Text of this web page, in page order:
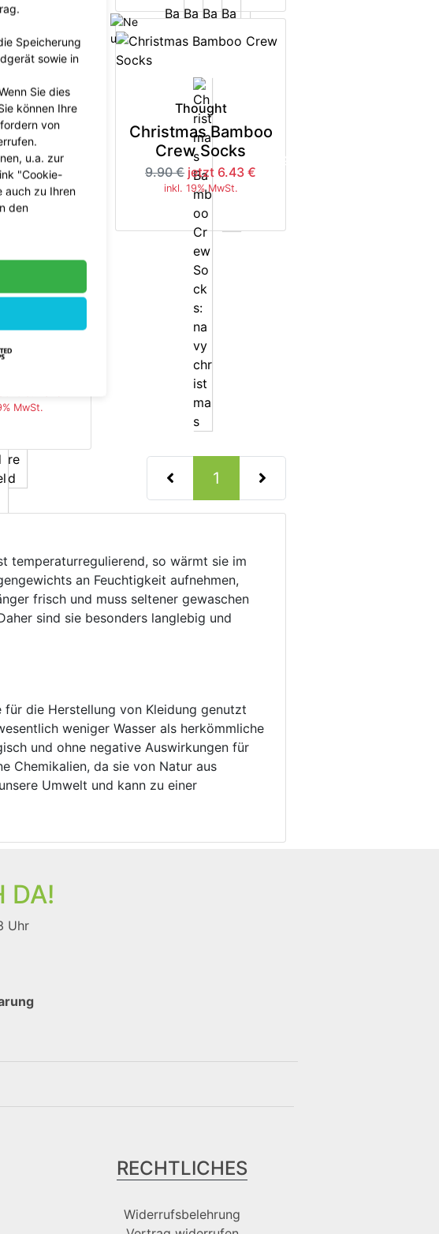
Organic
Suit
5.82 €
MwSt.
-35%
Thought
Christmas Bamboo
Crew Socks
9.90 € jetzt 6.43 €
inkl. 19% MwSt.
-35%
Spot
Socks
MwSt.
1 (current)
temperaturregulierend, so wärmt sie im
an Feuchtigkeit aufnehmen,
frisch und muss seltener gewaschen
sind sie besonders langlebig und
die Herstellung von Kleidung genutzt
weniger Wasser als herkömmliche
und ohne negative Auswirkungen für
Chemikalien, da sie von Natur aus
Umwelt und kann zu einer
DA!
Uhr
RECHTLICHES
Widerrufsbelehrung
Speicherung
sowie in
Sie dies
können Ihre
von
u.a. zur
"Cookie-
auch zu Ihren
den